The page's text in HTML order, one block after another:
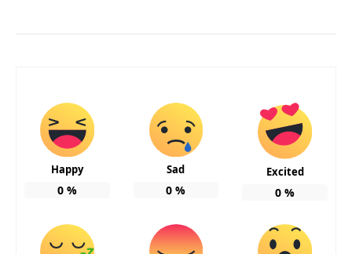
Happy
0%
Sad
0 %
Excited
0 %